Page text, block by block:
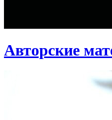
Авторские